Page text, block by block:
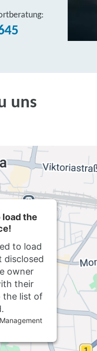
uns
the
to load
disclosed
owner
their
the list of